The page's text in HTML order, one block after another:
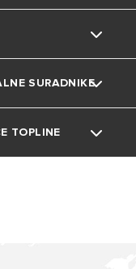
SURADNIKE
TOPLINE